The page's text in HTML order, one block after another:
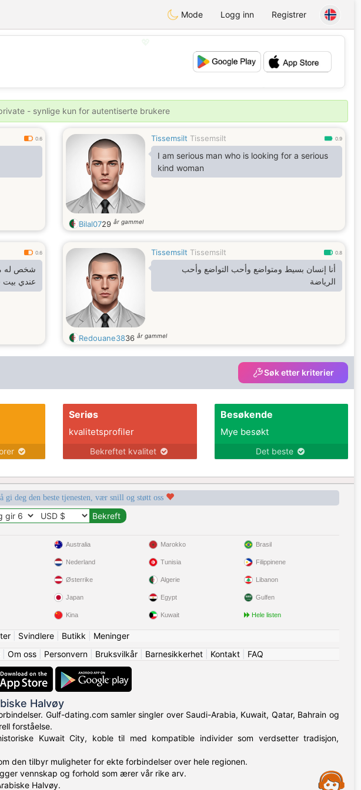
Mode Logg inn Registrer
💕
- synlige kun for autentiserte brukere
0.6 Tissemsilt Tissemsilt 0.9
I am serious man who is looking for a serious
kind woman
Bilal0729 år gammel
0.6
شخص له
عندي
Tissemsilt Tissemsilt 0.8
أنا إنسان بسيط ومتواضع وأحب التواضع وأحب
الرياضة
Redouane3836 år gammel
Søk etter kriterier
Seriøs
kvalitetsprofiler
Bekreftet kvalitet
Besøkende
Mye besøkt
Det beste
gi deg den beste tjenesten, vær snill og støtt oss
Australia
Nederland
Østerrike
Japan
Kina
Marokko
Tunisia
Algerie
Egypt
Kuwait
Brasil
Filippinene
Libanon
Gulfen
Hele listen
| Svindlere| Butikk
Meninger
| Om oss| Personvern| Bruksvilkår| Barnesikkerhet| Kontakt| FAQ
Halvøy
Gulf-dating.com samler singler over Saudi-Arabia, Kuwait, Qatar, Bahrain og
forståelse.
Kuwait City, koble til med kompatible individer som verdsetter tradisjon,
den tilbyr muligheter for ekte forbindelser over hele regionen.
vennskap og forhold som ærer vår rike arv.
Halvøy.
Assistance